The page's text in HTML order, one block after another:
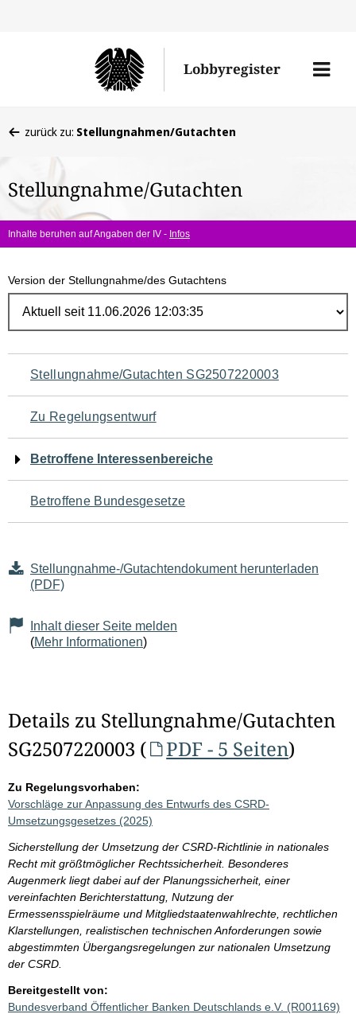
Lobbyregister
Menü
befinden
hier:
zurück zu: Stellungnahmen/Gutachten
Stellungnahme/Gutachten
Inhalte beruhen auf Angaben der IV - Infos
Version der Stellungnahme/des Gutachtens
Navigation
für
den
Seiteninhalt
Stellungnahme/Gutachten SG2507220003
Zu Regelungsentwurf
Betroffene Interessenbereiche
Betroffene Bundesgesetze
Stellungnahme-/Gutachtendokument herunterladen
(PDF)
Inhalt dieser Seite melden
(Mehr Informationen)
Details zu Stellungnahme/Gutachten
SG2507220003 (
PDF - 5 Seiten)
Zu Regelungsvorhaben:
Vorschläge zur Anpassung des Entwurfs des CSRD-
Umsetzungsgesetzes (2025)
Sicherstellung der Umsetzung der CSRD-Richtlinie in nationales
Recht mit größtmöglicher Rechtssicherheit. Besonderes
Augenmerk liegt dabei auf der Planungssicherheit, einer
vereinfachten Berichterstattung, Nutzung der
Ermessensspielräume und Mitgliedstaatenwahlrechte, rechtlichen
Klarstellungen, realistischen technischen Anforderungen sowie
abgestimmten Übergangsregelungen zur nationalen Umsetzung
der CSRD.
Bereitgestellt von:
Bundesverband Öffentlicher Banken Deutschlands e.V. (R001169)